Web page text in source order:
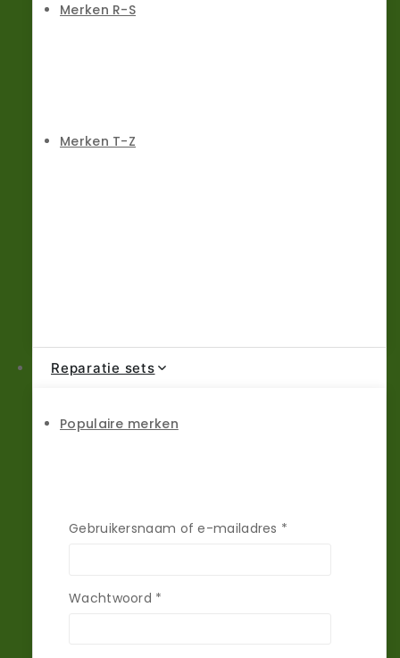
Merken R-S
Merken T-Z
Reparatie sets
Populaire merken
Gebruikersnaam of e-mailadres *
Wachtwoord *